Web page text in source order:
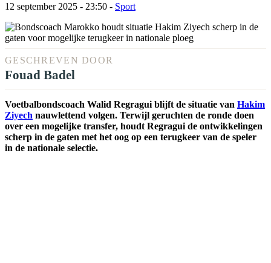
12 september 2025 - 23:50 - Sport
GESCHREVEN DOOR
Fouad Badel
Voetbalbondscoach Walid Regragui blijft de situatie van Hakim
Ziyech nauwlettend volgen. Terwijl geruchten de ronde doen
over een mogelijke transfer, houdt Regragui de ontwikkelingen
scherp in de gaten met het oog op een terugkeer van de speler
in de nationale selectie.